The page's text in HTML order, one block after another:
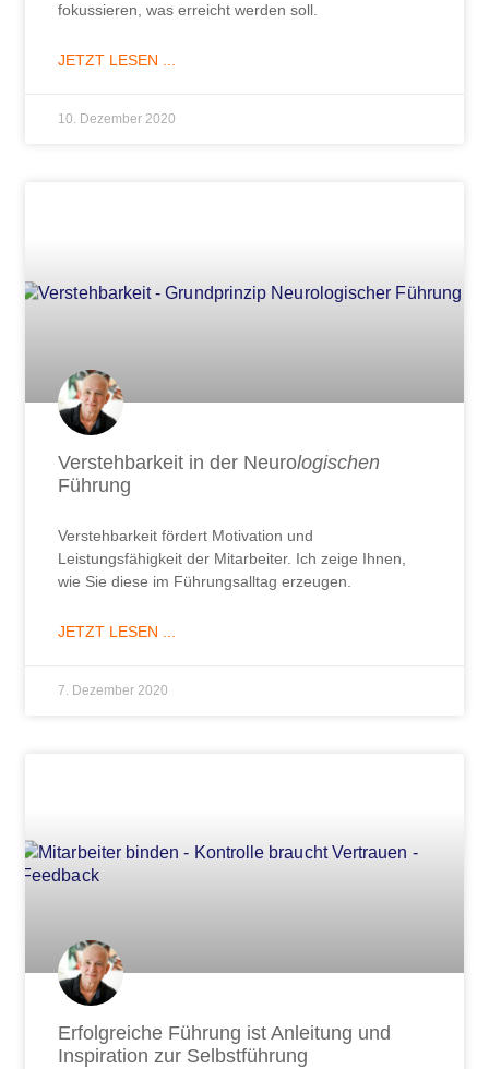
fokussieren, was erreicht werden soll.
JETZT LESEN ...
10. Dezember 2020
Verstehbarkeit in der Neurologischen
Führung
Verstehbarkeit fördert Motivation und
Leistungsfähigkeit der Mitarbeiter. Ich zeige Ihnen,
wie Sie diese im Führungsalltag erzeugen.
JETZT LESEN ...
7. Dezember 2020
Erfolgreiche Führung ist Anleitung und
Inspiration zur Selbstführung